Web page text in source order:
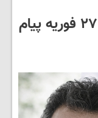
دم پارتی در سالگرد فراخوان ۲۷ فوریه پیام